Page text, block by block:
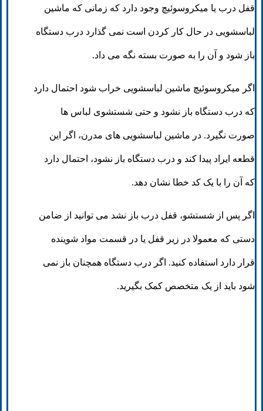
قفل درب یا میکروسوئیچ وجود دارد که زمانی که ماشین
لباسشویی در حال کار کردن است نمی گذارد درب دستگاه
باز شود و آن را به صورت بسته نگه می داد.
اگر میکروسوئیچ ماشین لباسشویی خراب شود احتمال دارد
که درب دستگاه باز نشود و حتی شستشوی لباس ها
صورت نگیرد. در ماشین لباسشویی های مدرن، اگر این
قطعه ایراد پیدا کند و درب دستگاه باز نشود، احتمال دارد
که آن را با یک کد خطا نشان دهد.
اگر پس از شستشو، قفل درب باز نشد می توانید از ضامن
دستی که معمولا در زیر قفل یا در قسمت مواد شوینده
قرار دارد استفاده کنید. اگر درب دستگاه همچنان باز نمی
شود باید از یک متخصص کمک بگیرید.